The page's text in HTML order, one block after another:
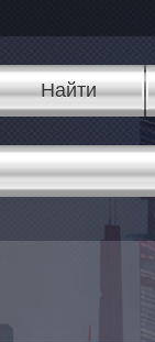
Найти